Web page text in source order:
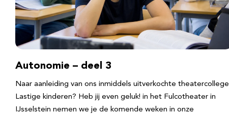
Autonomie – deel 3
Naar aanleiding van ons inmiddels uitverkochte theatercollege
Lastige kinderen? Heb jij even geluk! in het Fulcotheater in
IJsselstein nemen we je de komende weken in onze